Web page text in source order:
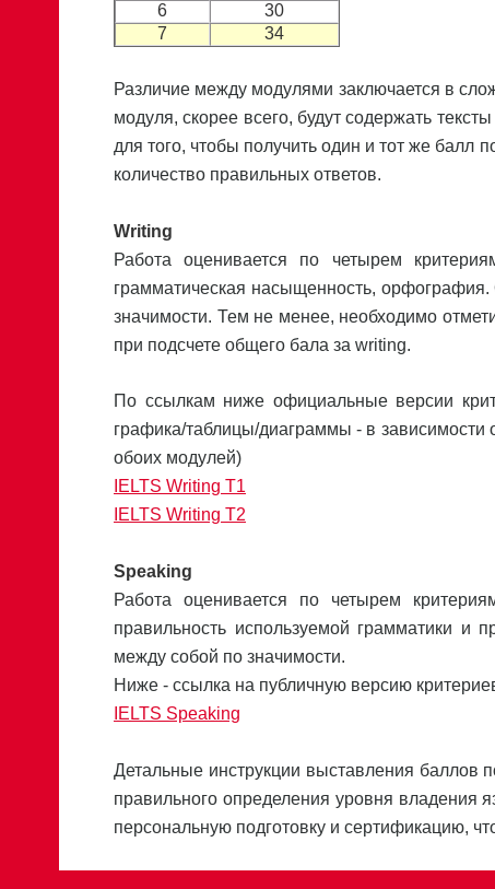
6
30
7
34
Различие между модулями заключается в
модуля, скорее всего, будут содержать
для того, чтобы получить один и тот же
количество правильных ответов.
Writing
Работа оценивается по четырем
грамматическая насыщенность,
значимости. Тем не менее, необходимо
при подсчете общего бала за writing.
По ссылкам ниже официальные версии
графика/таблицы/диаграммы - в зависимости
обоих модулей)
IELTS Writing T1
IELTS Writing T2
Speaking
Работа оценивается по четырем
правильность используемой грамматики и
между собой по значимости.
Ниже - ссылка на публичную версию
IELTS Speaking
Детальные инструкции выставления баллов
правильного определения уровня владения
персональную подготовку и сертификацию,